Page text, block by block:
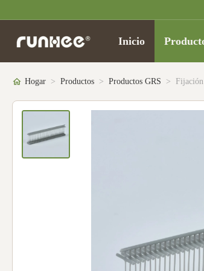
Inicio
Hogar > Productos > Productos GRS >